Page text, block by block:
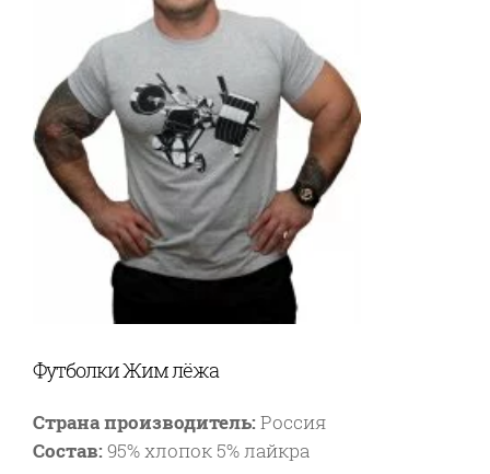
Футболки Жим лёжа
Страна производитель:Россия
Состав:95% хлопок 5% лайкра